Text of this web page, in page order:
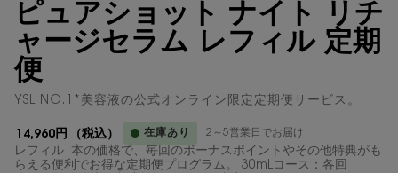
ピュアショット ナイト リチ
ャージセラム レフィル 定期
便
YSL NO.1*美容液の公式オンライン限定定期便サービス。
14,960円 （税込） 在庫あり 2～5営業日でお届け
レフィル1本の価格で、毎回のボーナスポイントやその他特典がも
らえる便利でお得な定期便プログラム。 30mLコース：各回